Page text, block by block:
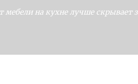
мебели на кухне лучше скрывает